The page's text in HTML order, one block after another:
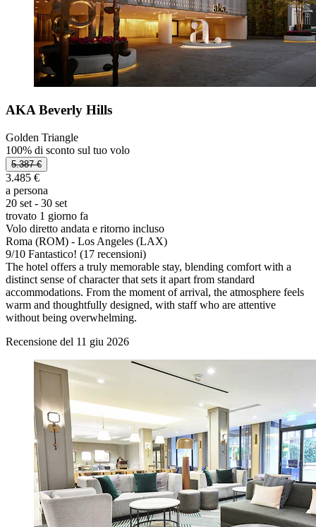
AKA Beverly Hills
Golden Triangle
100% di sconto sul tuo volo
5.387 €
3.485 €
a persona
20 set - 30 set
trovato 1 giorno fa
Volo diretto andata e ritorno incluso
Roma (ROM) - Los Angeles (LAX)
9/10 Fantastico! (17 recensioni)
The hotel offers a truly memorable stay, blending comfort with a
distinct sense of character that sets it apart from standard
accommodations. From the moment of arrival, the atmosphere feels
warm and thoughtfully designed, with staff who are attentive
without being overwhelming.
Recensione del 11 giu 2026